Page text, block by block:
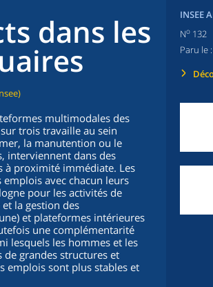
dans les
multimodales des
trois travaille au sein
la manutention ou le
interviennent dans des
à proximité immédiate. Les
avec chacun leurs
pour les activités de
la gestion des
et plateformes intérieures
une complémentarité
lesquels les hommes et les
grandes structures et
emplois sont plus stables et
INSEE
No 132
Paru le :